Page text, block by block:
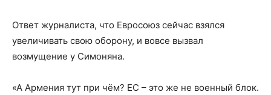
Ответ журналиста, что Евросоюз сейчас взялся
увеличивать свою оборону, и вовсе вызвал
возмущение у Симоняна.
«А Армения тут при чём? ЕС – это же не военный блок.